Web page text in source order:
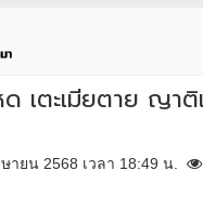
ด เตะเมียตาย ญา
ายน 2568 เวลา 18:49 น.